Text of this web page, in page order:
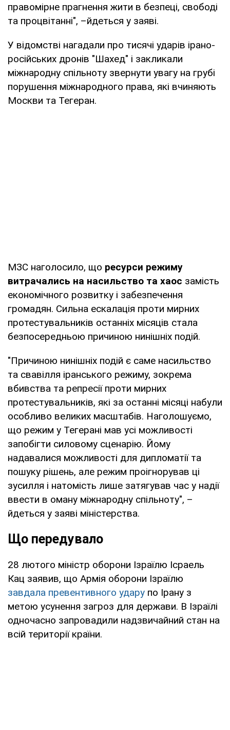
правомірне прагнення жити в безпеці, свободі
та процвітанні", –йдеться у заяві.
У відомстві нагадали про тисячі ударів ірано-
російських дронів "Шахед" і закликали
міжнародну спільноту звернути увагу на грубі
порушення міжнародного права, які вчиняють
Москви та Тегеран.
МЗС наголосило, що ресурси режиму
витрачались на насильство та хаос замість
економічного розвитку і забезпечення
громадян. Сильна ескалація проти мирних
протестувальників останніх місяців стала
безпосередньою причиною нинішніх подій.
"Причиною нинішніх подій є саме насильство
та свавілля іранського режиму, зокрема
вбивства та репресії проти мирних
протестувальників, які за останні місяці набули
особливо великих масштабів. Наголошуємо,
що режим у Тегерані мав усі можливості
запобігти силовому сценарію. Йому
надавалися можливості для дипломатії та
пошуку рішень, але режим проігнорував ці
зусилля і натомість лише затягував час у надії
ввести в оману міжнародну спільноту", –
йдеться у заяві міністерства.
Що передувало
28 лютого міністр оборони Ізраїлю Ісраель
Кац заявив, що Армія оборони Ізраїлю
завдала превентивного удару по Ірану з
метою усунення загроз для держави. В Ізраїлі
одночасно запровадили надзвичайний стан на
всій території країни.